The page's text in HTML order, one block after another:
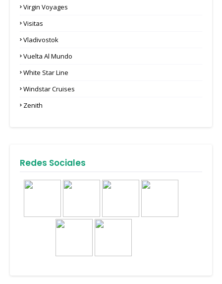
Virgin Voyages
Visitas
Vladivostok
Vuelta Al Mundo
White Star Line
Windstar Cruises
Zenith
Redes Sociales